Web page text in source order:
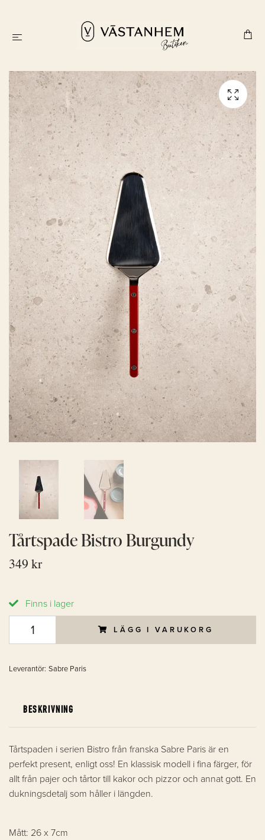
Tårtspade Bistro Burgundy
349 kr
Finns i lager
LÄGG I VARUKORG
Leverantör: Sabre Paris
BESKRIVNING
Tårtspaden i serien Bistro från franska Sabre Paris är en
perfekt present, enligt oss! En klassisk modell i fina färger, för
allt från pajer och tårtor till kakor och pizzor och annat gott. En
dukningsdetalj som håller i längden.
Mått: 26 x 7cm